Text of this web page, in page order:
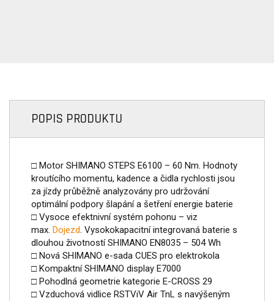
POPIS PRODUKTU
□ Motor SHIMANO STEPS E6100 – 60 Nm. Hodnoty
kroutícího momentu, kadence a čidla rychlosti jsou
za jízdy průběžně analyzovány pro udržování
optimální podpory šlapání a šetření energie baterie
□ Vysoce efektnivní systém pohonu – viz
max. Dojezd. Vysokokapacitní integrovaná baterie s
dlouhou životností SHIMANO EN8035 – 504 Wh
□ Nová SHIMANO e-sada CUES pro elektrokola
□ Kompaktní SHIMANO display E7000
□ Pohodlná geometrie kategorie E-CROSS 29
□ Vzduchová vidlice RSTViV Air TnL s navýšeným